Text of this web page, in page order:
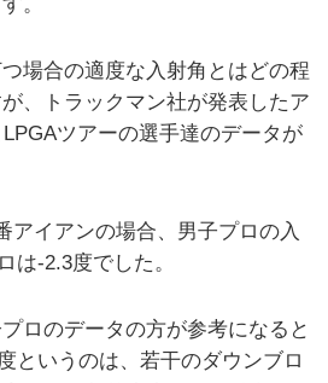
場合の適度な入射角とはどの程
、トラックマン社が発表したア
ツアーの選手達のデータが
アイアンの場合、男子プロの入
は-2.3度でした。
ロのデータの方が参考になると
というのは、若干のダウンブロ